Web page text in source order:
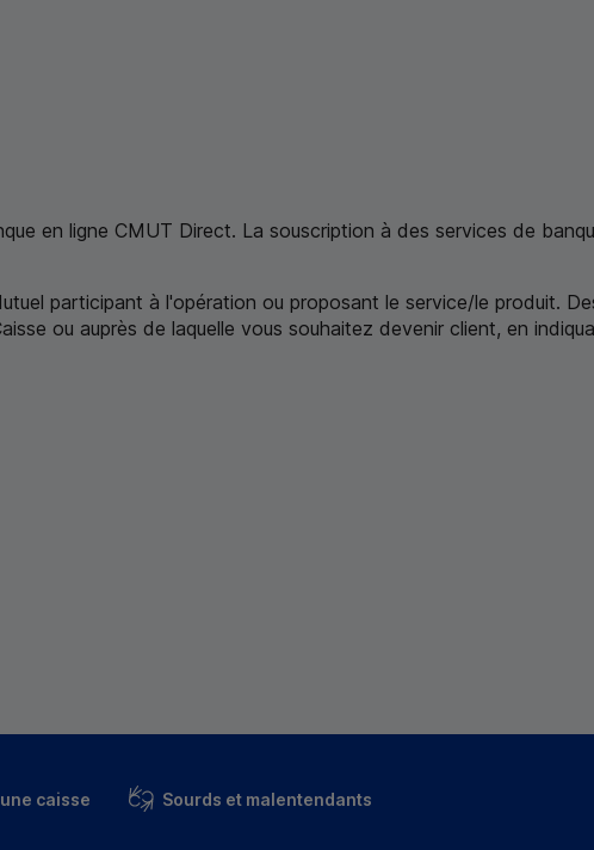
en ligne CMUT Direct. La souscription à des services de
au renvoi 1
participant à l'opération ou proposant le service/le produit.
ou auprès de laquelle vous souhaitez devenir client, en
caisse Sourds et malentendants